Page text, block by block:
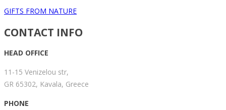
GIFTS FROM NATURE
CONTACT INFO
HEAD OFFICE
11-15 Venizelou str,
GR 65302, Kavala, Greece
PHONE